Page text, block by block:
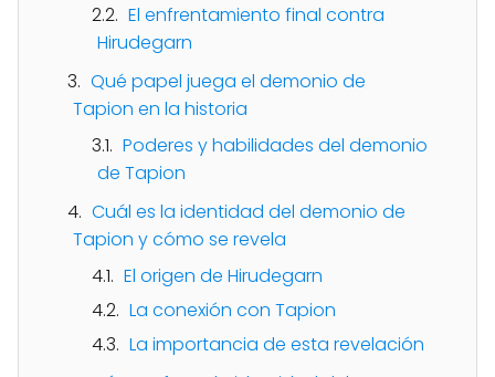
El enfrentamiento final contra
Hirudegarn
Qué papel juega el demonio de
Tapion en la historia
Poderes y habilidades del demonio
de Tapion
Cuál es la identidad del demonio de
Tapion y cómo se revela
El origen de Hirudegarn
La conexión con Tapion
La importancia de esta revelación